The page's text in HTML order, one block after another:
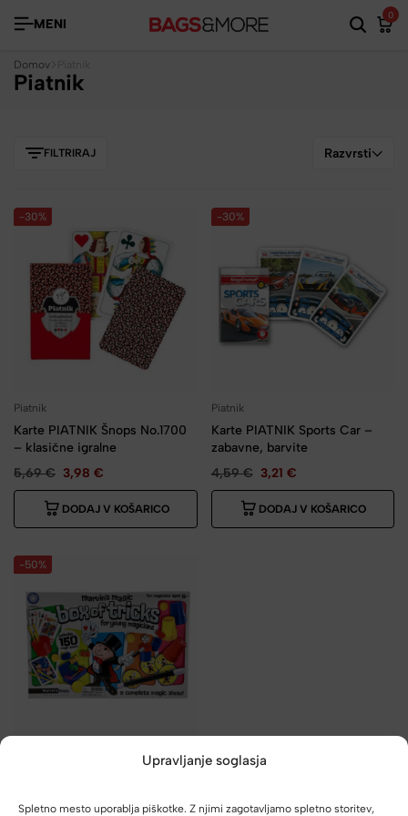
Upravljanje soglasja
Spletno mesto uporablja piškotke. Z njimi zagotavljamo spletno storitev,
MENI
0
Piatnik
Domov
FILTRIRAJ Razvrsti
-30%
Piatnik
Karte PIATNIK Šnops No.1700
– klasične igralne
5,69€ 3,98 €
DODAJ V KOŠARICO
-30%
Piatnik
Karte PIATNIK Sports Car –
zabavne, barvite
4,59€ 3,21 €
DODAJ V KOŠARICO
-50%